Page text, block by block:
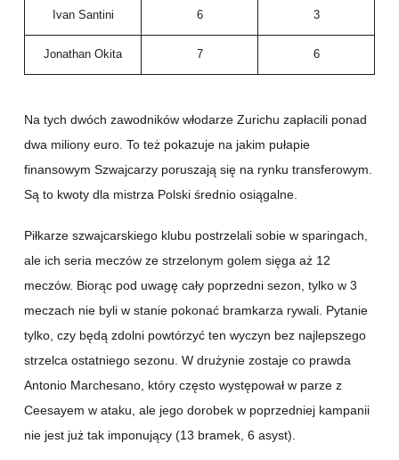
Ivan Santini 6 3
Jonathan Okita 7 6
Na tych dwóch zawodników włodarze Zurichu zapłacili ponad
dwa miliony euro. To też pokazuje na jakim pułapie
finansowym Szwajcarzy poruszają się na rynku transferowym.
Są to kwoty dla mistrza Polski średnio osiągalne.
Piłkarze szwajcarskiego klubu postrzelali sobie w sparingach,
ale ich seria meczów ze strzelonym golem sięga aż 12
meczów. Biorąc pod uwagę cały poprzedni sezon, tylko w 3
meczach nie byli w stanie pokonać bramkarza rywali. Pytanie
tylko, czy będą zdolni powtórzyć ten wyczyn bez najlepszego
strzelca ostatniego sezonu. W drużynie zostaje co prawda
Antonio Marchesano, który często występował w parze z
Ceesayem w ataku, ale jego dorobek w poprzedniej kampanii
nie jest już tak imponujący (13 bramek, 6 asyst).